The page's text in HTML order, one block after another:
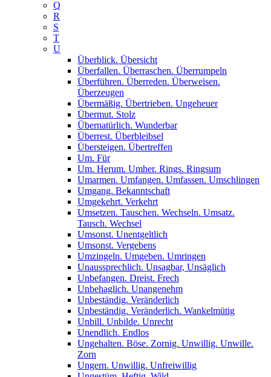
Q
R
S
T
U
Überblick. Übersicht
Überfallen. Überraschen. Überrumpeln
Überführen. Überreden. Überweisen.
Überzeugen
Übermäßig. Übertrieben. Ungeheuer
Übermut. Stolz
Übernatürlich. Wunderbar
Überrest. Überbleibsel
Übersteigen. Übertreffen
Um. Für
Um. Herum. Umher. Rings. Ringsum
Umarmen. Umfangen. Umfassen. Umschlingen
Umgang. Bekanntschaft
Umgekehrt. Verkehrt
Umsetzen. Tauschen. Wechseln. Umsatz.
Tausch. Wechsel
Umsonst. Unentgeltlich
Umsonst. Vergebens
Umzingeln. Umgeben. Umringen
Unaussprechlich. Unsagbar, Unsäglich
Unbefangen. Dreist. Frech
Unbehaglich. Unangenehm
Unbeständig. Veränderlich
Unbeständig. Veränderlich. Wankelmütig
Unbill. Unbilde. Unrecht
Unendlich. Endlos
Ungehalten. Böse. Zornig. Unwillig. Unwille.
Zorn
Ungern. Unwillig. Unfreiwillig